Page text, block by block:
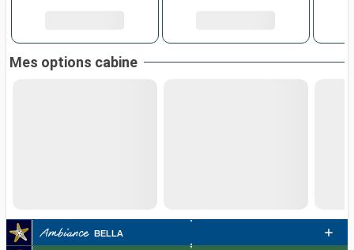
Mes options cabine